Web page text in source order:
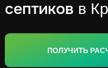
септиков в
ПОЛУЧИТЬ